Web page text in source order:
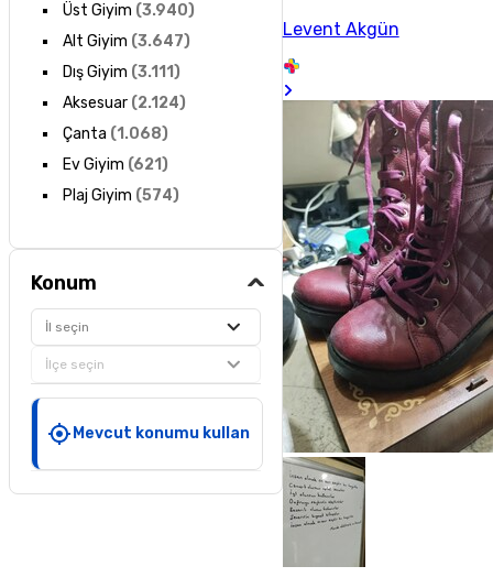
Üst Giyim (3.940)
Alt Giyim (3.647)
Dış Giyim (3.111)
Aksesuar(2.124)
Çanta (1.068)
Ev Giyim (621)
Plaj Giyim (574)
Konum
İl seçin
İlçe seçin
Mevcut konumu kullan
Levent Akgün